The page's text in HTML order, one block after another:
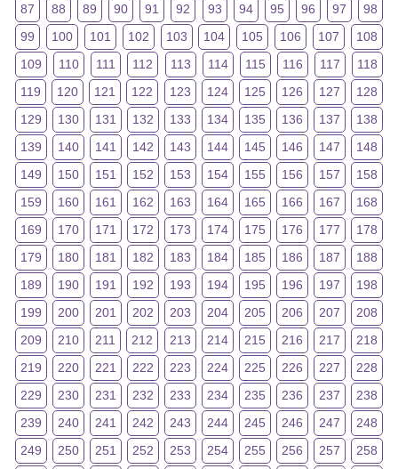
87
88 89 90 91 92 93 94 95 96 97
98
99
100 101 102 103 104 105 106 107
108
109
110 111 112 113 114 115 116 117
118
119
120 121 122 123 124 125 126 127
128
129
130 131 132 133 134 135 136 137
138
139
140 141 142 143 144 145 146 147
148
149
150 151 152 153 154 155 156 157
158
159
160 161 162 163 164 165 166 167
168
169
170 171 172 173 174 175 176 177
178
179
180 181 182 183 184 185 186 187
188
189
190 191 192 193 194 195 196 197
198
199
200 201 202 203 204 205 206 207
208
209
210 211 212 213 214 215 216 217
218
219
220 221 222 223 224 225 226 227
228
229
230 231 232 233 234 235 236 237
238
239
240 241 242 243 244 245 246 247
248
249
250 251 252 253 254 255 256 257
258